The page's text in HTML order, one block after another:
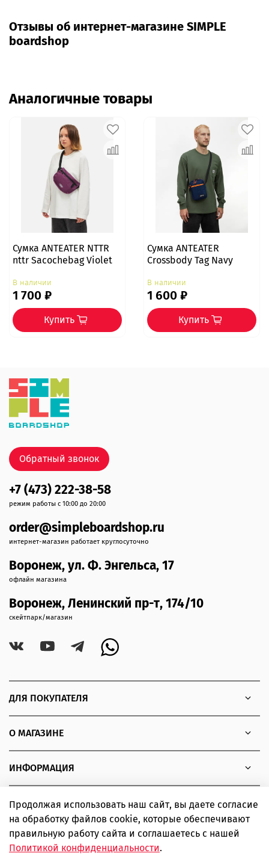
Отзывы об интернет-магазине SIMPLE
boardshop
Аналогичные товары
Сумка ANTEATER NTTR
nttr Sacochebag Violet
В наличии
1 700 ₽
Купить
Сумка ANTEATER
Crossbody Tag Navy
В наличии
1 600 ₽
Купить
ДЛЯ ПОКУПАТЕЛЯ
О МАГАЗИНЕ
ИНФОРМАЦИЯ
+7 (473) 222-38-58
режим работы с 10:00 до 20:00
order@simpleboardshop.ru
интернет-магазин работает круглосуточно
Воронеж, ул. Ф. Энгельса, 17
офлайн магазина
Воронеж, Ленинский пр-т, 174/10
скейтпарк/магазин
Обратный звонок
Copyright © 2010 - 2026 Интернет-магазин товаров для
экстремальных видов спорта SIMPLE boardshop
ИП Шаповалов Дмитрий Александрович ИНН 366319502443
Продолжая использовать наш сайт, вы даете согласие
на обработку файлов cookie, которые обеспечивают
правильную работу сайта и соглашаетесь с нашей
Политикой конфиденциальности.